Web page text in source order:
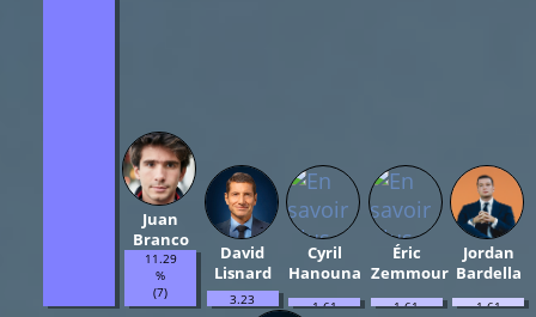
Juan
Branco
11.29
%
(7)
David
Lisnard
3.23
Cyril
Hanouna
1.61
Éric
Zemmour
1.61
Jordan
Bardella
1.61